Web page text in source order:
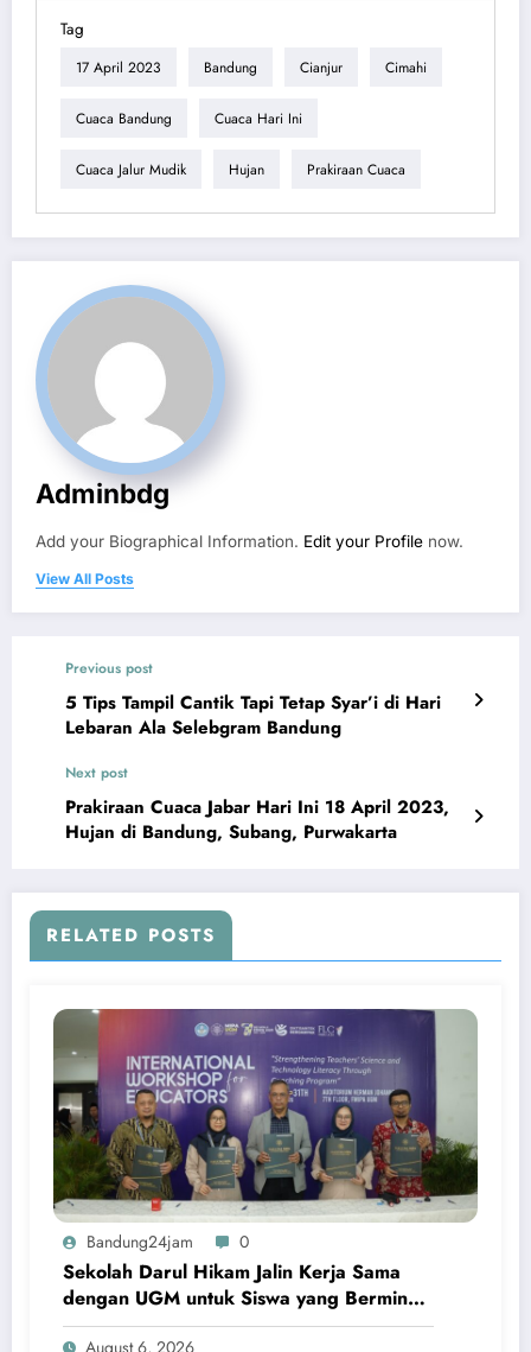
Tag
17 April 2023 Bandung Cianjur Cimahi
Cuaca Bandung Cuaca Hari Ini
Cuaca Jalur Mudik Hujan Prakiraan Cuaca
Adminbdg
Add your Biographical Information. Edit your Profile now.
View All Posts
Previous post
5 Tips Tampil Cantik Tapi Tetap Syar’i di Hari
Lebaran Ala Selebgram Bandung
Next post
Prakiraan Cuaca Jabar Hari Ini 18 April 2023,
Hujan di Bandung, Subang, Purwakarta
RELATED POSTS
Bandung24jam 0
Sekolah Darul Hikam Jalin Kerja Sama
dengan UGM untuk Siswa yang Berminat
Masuk FMIPA